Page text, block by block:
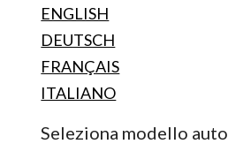
ENGLISH
DEUTSCH
FRANÇAIS
ITALIANO
Seleziona modello auto